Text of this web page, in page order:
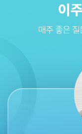
이
매주 좋은